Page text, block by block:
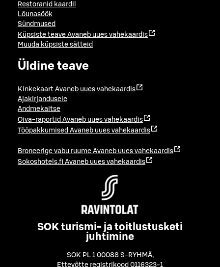
Restoranid kaardil
Lõunasöök
Sündmused
Küpsiste teave Avaneb uues vahekaardis
Muuda küpsiste sätteid
Üldine teave
Kinkekaart Avaneb uues vahekaardis
Ajakirjandusele
Andmekaitse
Oiva-raportid Avaneb uues vahekaardis
Tööpakkumised Avaneb uues vahekaardis
Broneerige vabu ruume Avaneb uues vahekaardis
Sokoshotels.fi Avaneb uues vahekaardis
SOK turismi- ja toitlustusketi
juhtimine
SOK PL 1 00088 S-RYHMÄ,
Ettevõtte registrikood 0116323-1